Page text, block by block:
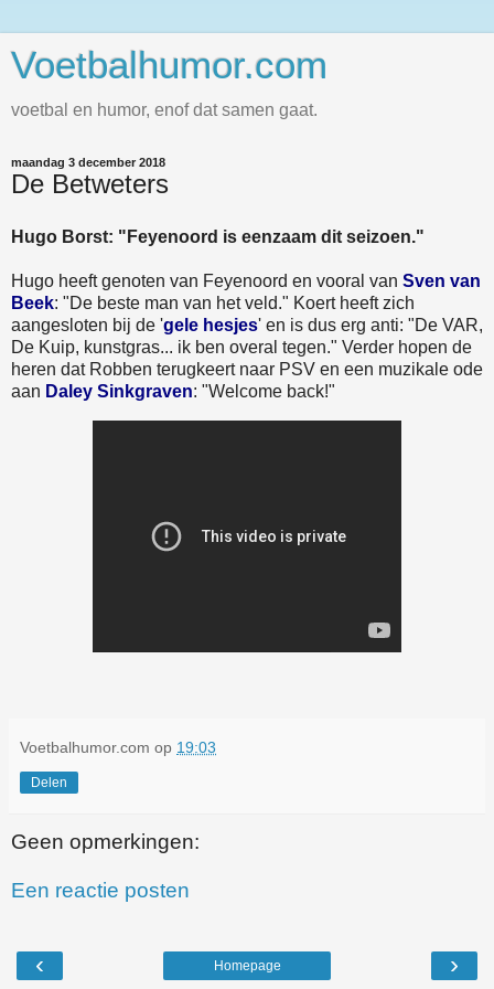
Voetbalhumor.com
voetbal en humor, enof dat samen gaat.
maandag 3 december 2018
De Betweters
Hugo Borst: "Feyenoord is eenzaam dit seizoen."
Hugo heeft genoten van Feyenoord en vooral van Sven van
Beek: "De beste man van het veld." Koert heeft zich
aangesloten bij de 'gele hesjes' en is dus erg anti: "De VAR,
De Kuip, kunstgras... ik ben overal tegen." Verder hopen de
heren dat Robben terugkeert naar PSV en een muzikale ode
aan Daley Sinkgraven: "Welcome back!"
Voetbalhumor.com op 19:03
Delen
Geen opmerkingen:
Een reactie posten
‹ ›
Homepage